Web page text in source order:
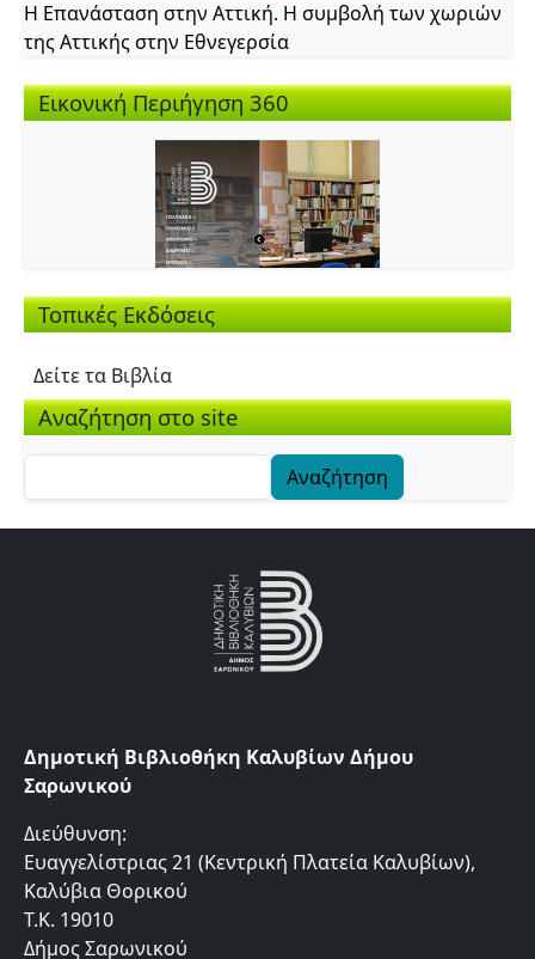
Η Επανάσταση στην Αττική. Η συμβολή των χωριών
της Αττικής στην Εθνεγερσία
Εικονική Περιήγηση 360
Τοπικές Εκδόσεις
Δείτε τα Βιβλία
Αναζήτηση στο site
Δημοτική Βιβλιοθήκη Καλυβίων Δήμου
Σαρωνικού
Διεύθυνση:
Ευαγγελίστριας 21 (Κεντρική Πλατεία Καλυβίων),
Καλύβια Θορικού
Τ.Κ. 19010
Δήμος Σαρωνικού